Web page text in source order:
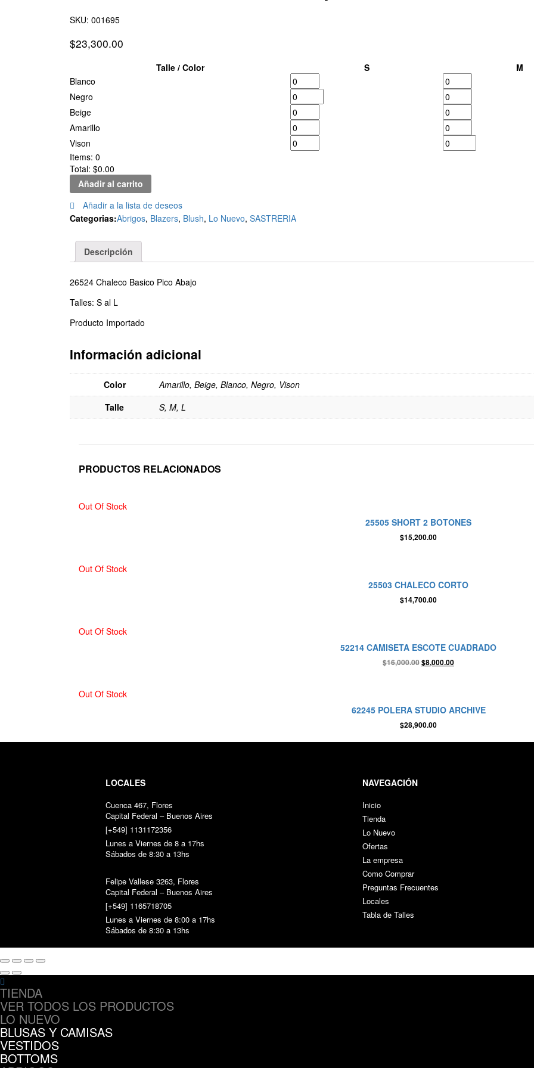
Puntilla
SKU: 001695
$23,300.00
Talle / Color S
M
Blanco
Negro
Beige
Amarillo
Vison
Items: 0
Total: $0.00
Añadir al carrito
Añadir a la lista de deseos
Categorias:Abrigos, Blazers, Blush, Lo Nuevo, SASTRERIA
Descripción
26524 Chaleco Basico Pico Abajo
Talles: S al L
Producto Importado
Información adicional
Color
Amarillo, Beige, Blanco, Negro, Vison
Talle
S, M, L
PRODUCTOS RELACIONADOS
Out Of Stock
25505 SHORT 2 BOTONES
$15,200.00
Out Of Stock
25503 CHALECO CORTO
$14,700.00
Out Of Stock
52214 CAMISETA ESCOTE CUADRADO
$16,000.00$8,000.00
Out Of Stock
62245 POLERA STUDIO ARCHIVE
$28,900.00
LOCALES
Cuenca 467, Flores
Capital Federal – Buenos Aires
[+549] 1131172356
Lunes a Viernes de 8 a 17hs
Sábados de 8:30 a 13hs
Felipe Vallese 3263, Flores
Capital Federal – Buenos Aires
[+549] 1165718705
Lunes a Viernes de 8:00 a 17hs
Sábados de 8:30 a 13hs
NAVEGACIÓN
Inicio
Tienda
Lo Nuevo
Ofertas
La empresa
Como Comprar
Preguntas Frecuentes
Locales
Tabla de Talles
TIENDA
VER TODOS LOS PRODUCTOS
LO NUEVO
BLUSAS Y CAMISAS
VESTIDOS
BOTTOMS